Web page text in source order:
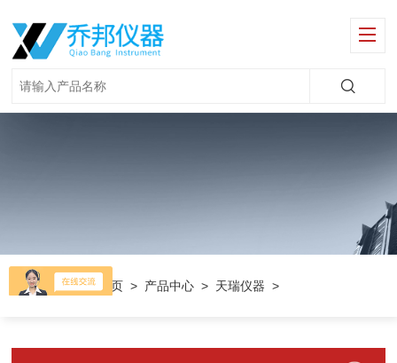
当前位置： 首页 > 产品中心 > 天瑞仪器 >